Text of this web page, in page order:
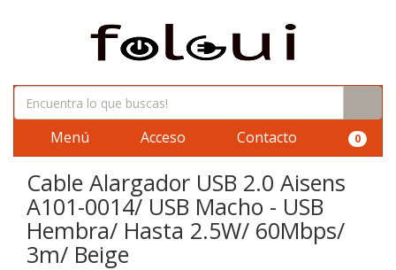
Menú Acceso Contacto 0
Cable Alargador USB 2.0 Aisens
A101-0014/ USB Macho - USB
Hembra/ Hasta 2.5W/ 60Mbps/
3m/ Beige